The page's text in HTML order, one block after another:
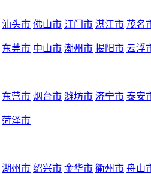
汕头市 佛山市 江门市 湛江市 茂名
东莞市 中山市 潮州市 揭阳市 云浮
东营市 烟台市 潍坊市 济宁市 泰安
菏泽市
湖州市 绍兴市 金华市 衢州市 舟山